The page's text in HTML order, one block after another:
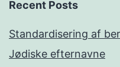
Recent Posts
Standardisering af
Jødiske efternavne